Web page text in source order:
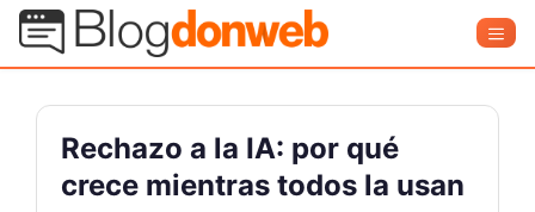
Saltar
contenido
Blog Donweb
Rechazo a la IA: por qué
crece mientras todos la usan